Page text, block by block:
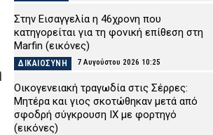
Στην Εισαγγελία η 46χρονη που
κατηγορείται για τη φονική επίθεση στη
Marfin (εικόνες)
ΔΙΚΑΙΟΣΥΝΗ 7 Αυγούστου 2026 10:25
Οικογενειακή τραγωδία στις Σέρρες:
Μητέρα και γιος σκοτώθηκαν μετά από
σφοδρή σύγκρουση ΙΧ με φορτηγό
(εικόνες)